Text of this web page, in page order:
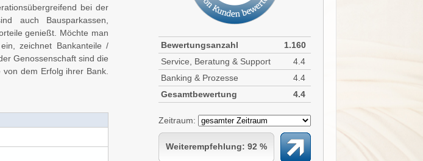
bei der
auch Bausparkassen,
genießt. Möchte man
zeichnet Bankanteile /
Genossenschaft sind die
dem Erfolg ihrer Bank.
Bewertungsanzahl
1.160
Service, Beratung & Support
4.4
Banking & Prozesse
4.4
Gesamtbewertung
4.4
Zeitraum:
Weiterempfehlung: 92 %